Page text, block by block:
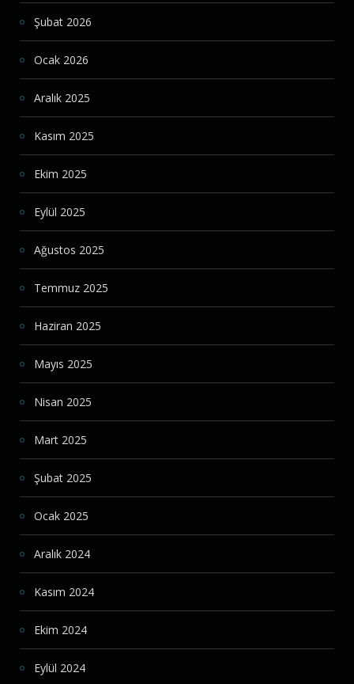
Şubat 2026
Ocak 2026
Aralık 2025
Kasım 2025
Ekim 2025
Eylül 2025
Ağustos 2025
Temmuz 2025
Haziran 2025
Mayıs 2025
Nisan 2025
Mart 2025
Şubat 2025
Ocak 2025
Aralık 2024
Kasım 2024
Ekim 2024
Eylül 2024